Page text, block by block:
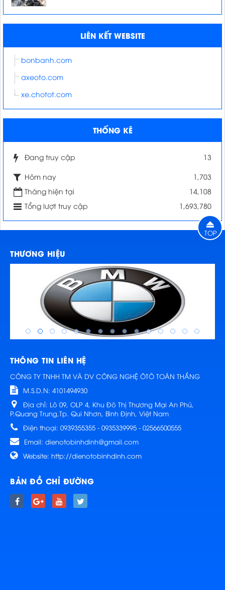
LIÊN KẾT WEBSITE
bonbanh.com
axeoto.com
xe.chotot.com
THỐNG KÊ
Đang truy cập 13
Hôm nay
1,703
Tháng hiện tại
14,108
Tổng lượt truy cập
1,693,780
TOP
THƯƠNG HIỆU
THÔNG TIN LIÊN HỆ
CÔNG TY TNHH TM VÀ DV CÔNG NGHỆ ÔTÔ TOÀN THẮNG
M.S.D.N: 4101494930
Địa chỉ: Lô 09, OLP 4, Khu Đô Thị Thương Mại An Phú,
P.Quang Trung,Tp. Qui Nhơn, Bình Định, Việt Nam
Điện thoại: 0939355355 - 0935339995 - 02566500555
Email: dienotobinhdinh@gmail.com
Website: http://dienotobinhdinh.com
BẢN ĐỒ CHỈ ĐƯỜNG